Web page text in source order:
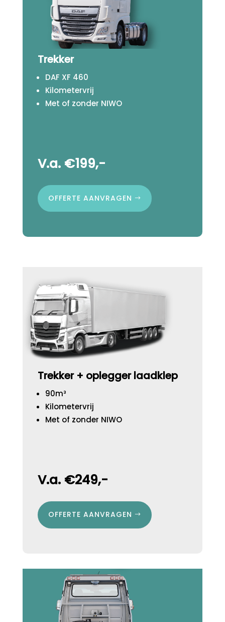
Trekker
DAF XF 460
Kilometervrij
Met of zonder NIWO
V.a. €199,-
OFFERTE AANVRAGEN
Trekker + oplegger laadklep
90m³
Kilometervrij
Met of zonder NIWO
V.a. €249,-
OFFERTE AANVRAGEN